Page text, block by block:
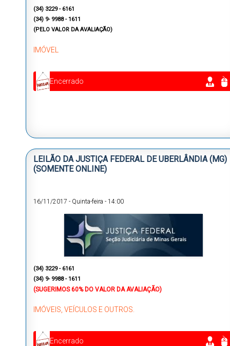
(34) 3229 - 6161
(34) 9- 9988 - 1611
(PELO VALOR DA AVALIAÇÃO)
IMÓVEL
Encerrado
LEILÃO DA JUSTIÇA FEDERAL DE UBERLÂNDIA (MG)
(SOMENTE ONLINE)
16/11/2017 - Quinta-feira - 14:00
(34) 3229 - 6161
(34) 9- 9988 - 1611
(SUGERIMOS 60% DO VALOR DA AVALIAÇÃO)
IMÓVEIS, VEÍCULOS E OUTROS.
Encerrado